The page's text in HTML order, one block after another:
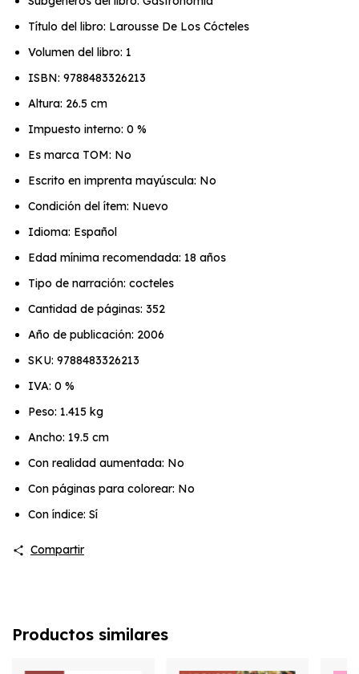
Título del libro: Larousse De Los Cócteles
Volumen del libro: 1
ISBN: 9788483326213
Altura: 26.5 cm
Impuesto interno: 0 %
Es marca TOM: No
Escrito en imprenta mayúscula: No
Condición del ítem: Nuevo
Idioma: Español
Edad mínima recomendada: 18 años
Tipo de narración: cocteles
Cantidad de páginas: 352
Año de publicación: 2006
SKU: 9788483326213
IVA: 0 %
Peso: 1.415 kg
Ancho: 19.5 cm
Con realidad aumentada: No
Con páginas para colorear: No
Con índice: Sí
Compartir
Productos similares